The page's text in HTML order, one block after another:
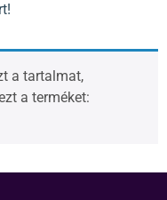
a tartalmat,
a terméket: